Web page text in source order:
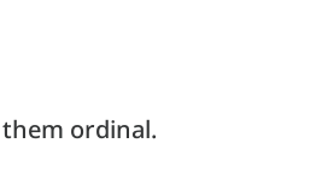
ordinal.